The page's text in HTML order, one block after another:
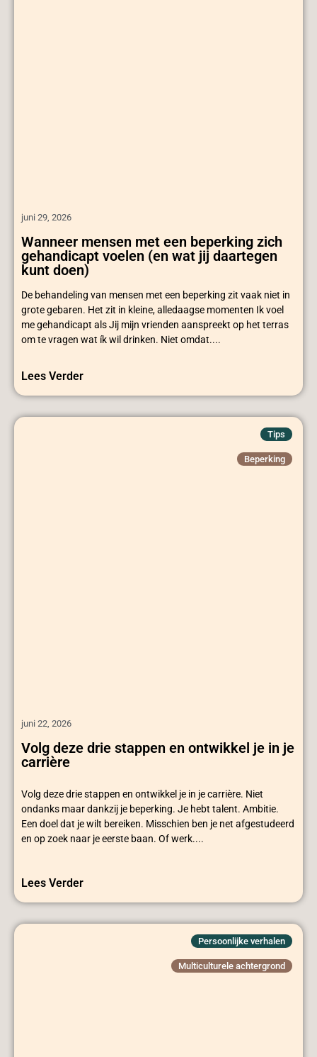
juni 29, 2026
Wanneer mensen met een beperking zich
gehandicapt voelen (en wat jij daartegen
kunt doen)
De behandeling van mensen met een beperking zit vaak niet in
grote gebaren. Het zit in kleine, alledaagse momenten Ik voel
me gehandicapt als Jij mijn vrienden aanspreekt op het terras
om te vragen wat ík wil drinken. Niet omdat....
Lees Verder
Tips
Beperking
juni 22, 2026
Volg deze drie stappen en ontwikkel je in je
carrière
Volg deze drie stappen en ontwikkel je in je carrière. Niet
ondanks maar dankzij je beperking. Je hebt talent. Ambitie.
Een doel dat je wilt bereiken. Misschien ben je net afgestudeerd
en op zoek naar je eerste baan. Of werk....
Lees Verder
Persoonlijke verhalen
Multiculturele achtergrond